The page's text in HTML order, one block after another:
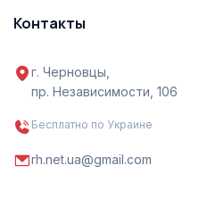
Контакты
г. Черновцы,
пр. Независимости, 106
Бесплатно по Украине
rh.net.ua@gmail.com